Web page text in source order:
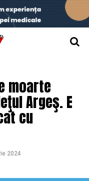
moarte
Argeş. E
cu
2024